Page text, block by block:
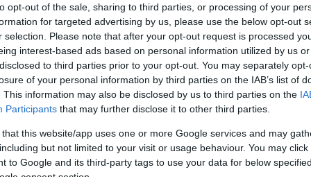
opt-out of the sale, sharing to third parties, or processing of your
for targeted advertising by us, please use the below opt-out
selection. Please note that after your opt-out request is processed
interest-based ads based on personal information utilized by us
to third parties prior to your opt-out. You may separately
of your personal information by third parties on the IAB’s list of
This information may also be disclosed by us to third parties on the
Participants that may further disclose it to other third parties.
that this website/app uses one or more Google services and may
but not limited to your visit or usage behaviour. You may
to Google and its third-party tags to use your data for below
consent section.
elég kemény állítással mentek neki az AMD kézikonzolos
képes Ryzen Z2 Extreme-közeli teljesítményt
kér. Ez azért nagy szó, mert handheld fronton nem
melegszik a gép, és mennyire stabil a frame pacing.